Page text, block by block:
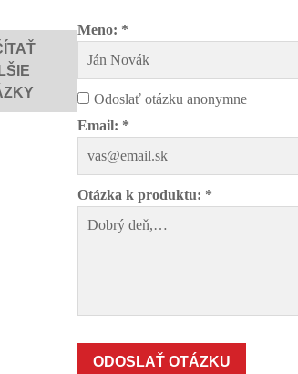
Meno: *
Odoslať otázku anonymne
Email: *
Otázka k produktu: *
ODOSLAŤ OTÁZKU